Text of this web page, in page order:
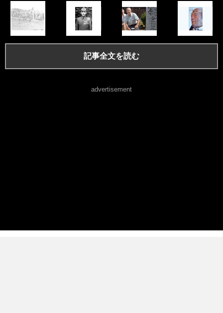
記事全文を読む
advertisement